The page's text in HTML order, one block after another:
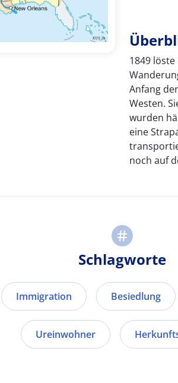
1849
Anfang
Westen.
wurden
eine
noch auf
Schlagworte
Immigration Besiedlung
Ureinwohner